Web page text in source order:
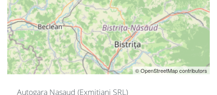
© OpenStreetMap contributors
Autogara Nasaud (Exmitiani SRL)